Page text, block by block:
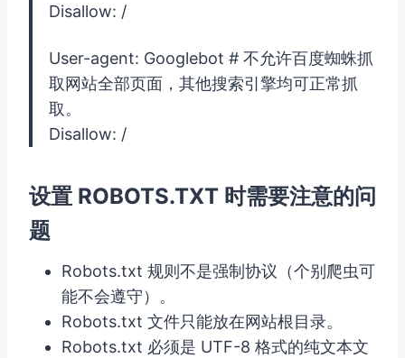
Disallow: /
User-agent: Googlebot # 不允许百度蜘蛛抓
取网站全部页面，其他搜索引擎均可正常抓
取。
Disallow: /
设置 ROBOTS.TXT 时需要注意的问
题
Robots.txt 规则不是强制协议（个别爬虫可
能不会遵守）。
Robots.txt 文件只能放在网站根目录。
Robots.txt 必须是 UTF-8 格式的纯文本文